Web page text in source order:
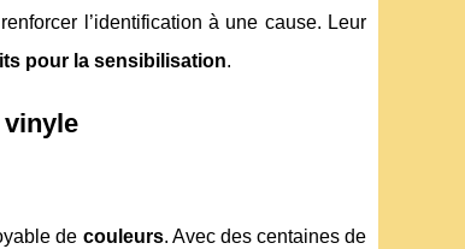
l’identification à une cause. Leur
pour la sensibilisation.
vinyle
de couleurs. Avec des centaines de